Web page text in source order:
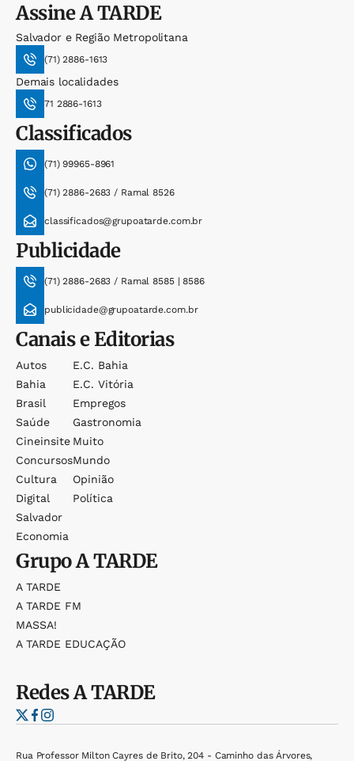
AssineA TARDE
Salvador e Região Metropolitana
(71) 2886-1613
Demais localidades
71 2886-1613
Classificados
(71) 99965-8961
(71) 2886-2683 / Ramal 8526
classificados@grupoatarde.com.br
Publicidade
(71) 2886-2683 / Ramal 8585 | 8586
publicidade@grupoatarde.com.br
Canais e Editorias
Autos
Bahia
Brasil
Saúde
Cineinsite
Concursos
Cultura
Digital
Salvador
Economia
E.c. Bahia
E.c. Vitória
Empregos
Gastronomia
Muito
Mundo
Opinião
Política
GrupoA TARDE
A TARDE
A TARDE FM
MASSA!
A TARDE EDUCAÇÃO
RedesA TARDE
Rua Professor Milton Cayres de Brito, 204 - Caminho das Árvores,